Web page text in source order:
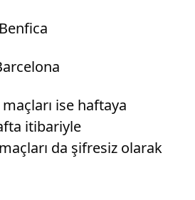
Benfica
ise haftaya
itibariyle
da şifresiz olarak